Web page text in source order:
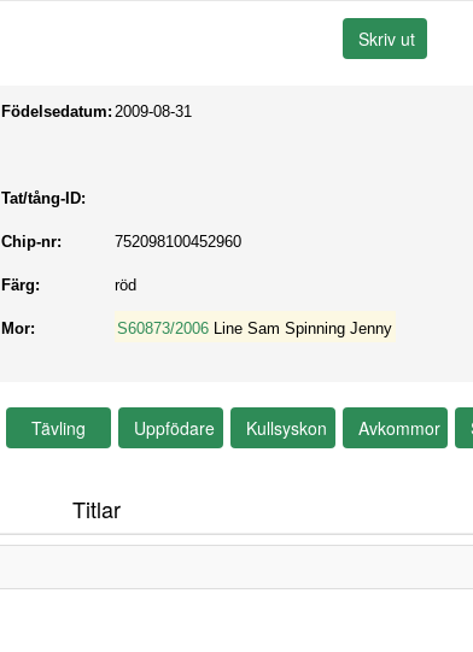
Födelsedatum: 2009-08-31
Tat/tång-ID:
Chip-nr: 752098100452960
Färg: röd
Mor: S60873/2006 Line Sam Spinning Jenny
Titlar